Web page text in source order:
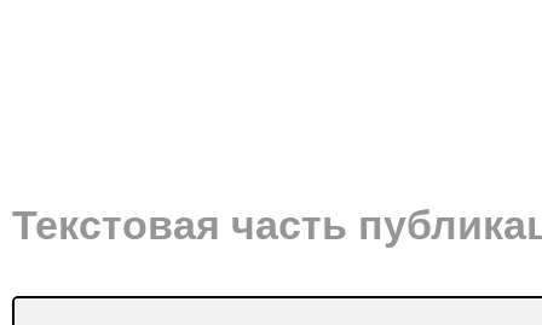
Текстовая часть